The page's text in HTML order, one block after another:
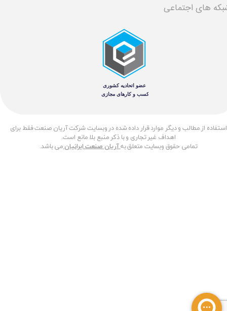
​استفاده از مطالب و دیگر موارد قرار داده شده در وبسایت شرکت آریان صنعت فقط برای
اهداف غیر تجاری و با ذکر منبع بلا مانع است.
تمامی حقوق وبسایت متعلق بهآریان صنعت ایرانیانمی باشد.
های اجتماعی